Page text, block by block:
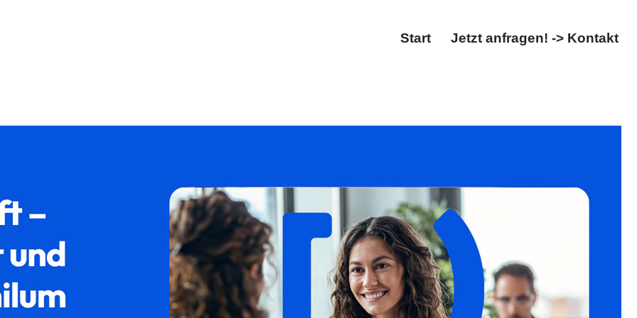
Start Jetzt anfragen! -> Kontakt
Ehingen (Ries)? ➡️ 𝐟𝐚𝐦𝐢𝐥𝐮𝐦, Ihr Rechtsanwalt. Ihre Vision ist unsere Mission ✉.